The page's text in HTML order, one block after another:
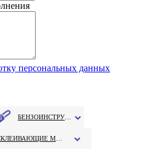
персональных данных